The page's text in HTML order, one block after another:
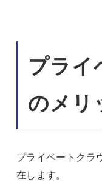
プライ
のメリ
プライベートクラ
在します。